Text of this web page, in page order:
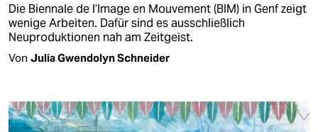
Die Biennale de l’Image en Mouvement (BIM) in Genf zeigt
wenige Arbeiten. Dafür sind es ausschließlich
Neuproduktionen nah am Zeitgeist.
Von Julia Gwendolyn Schneider